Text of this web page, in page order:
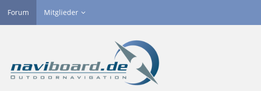
Forum Mitglieder